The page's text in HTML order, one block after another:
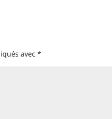
avec*